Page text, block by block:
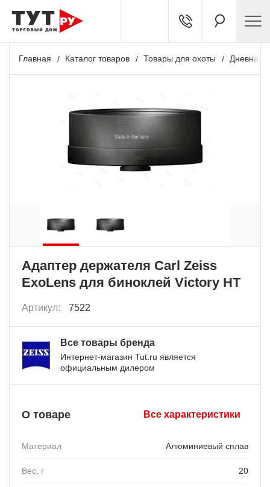
Главная Каталог товаров Товары для охоты Дневная
+ 125 бонусов
Адаптер держателя Carl Zeiss
ExoLens для биноклей Victory HT
Артикул: 7522
Все товары бренда
Интернет-магазин Tut.ru является
официальным дилером
О товаре Все характеристики
Материал Алюминиевый сплав
Вес, г 20